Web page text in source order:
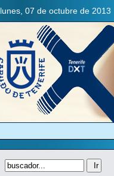
lunes, 07 de octubre de 2013